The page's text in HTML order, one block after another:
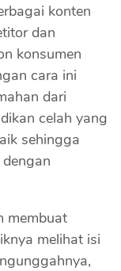
konten
dan
konsumen
cara ini
dari
celah yang
sehingga
membuat
melihat isi